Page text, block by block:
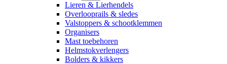
Lieren & Lierhendels
Overlooprails & sledes
Valstoppers & schootklemmen
Organisers
Mast toebehoren
Helmstokverlengers
Bolders & kikkers